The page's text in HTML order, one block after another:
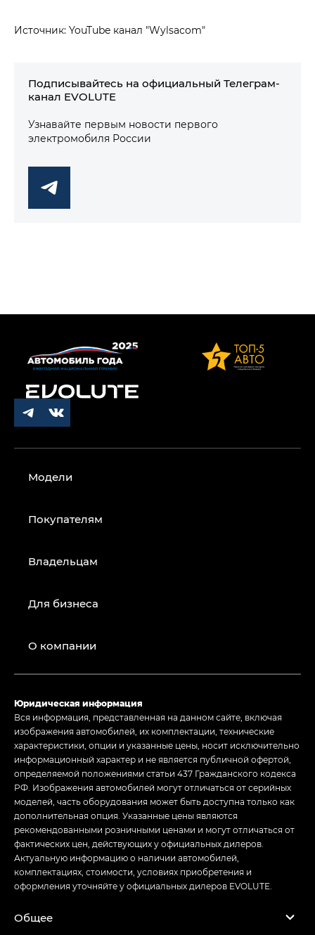
Источник: YouTube канал "Wylsacom"
Подписывайтесь на официальный Телеграм-
канал EVOLUTE
Узнавайте первым новости первого
электромобиля России
Модели
Покупателям
Владельцам
Для бизнеса
О компании
Юридическая информация
Вся информация, представленная на данном сайте, включая
изображения автомобилей, их комплектации, технические
характеристики, опции и указанные цены, носит исключительно
информационный характер и не является публичной офертой,
определяемой положениями статьи 437 Гражданского кодекса
РФ. Изображения автомобилей могут отличаться от серийных
моделей, часть оборудования может быть доступна только как
дополнительная опция. Указанные цены являются
рекомендованными розничными ценами и могут отличаться от
фактических цен, действующих у официальных дилеров.
Актуальную информацию о наличии автомобилей,
комплектациях, стоимости, условиях приобретения и
оформления уточняйте у официальных дилеров EVOLUTE.
Общее